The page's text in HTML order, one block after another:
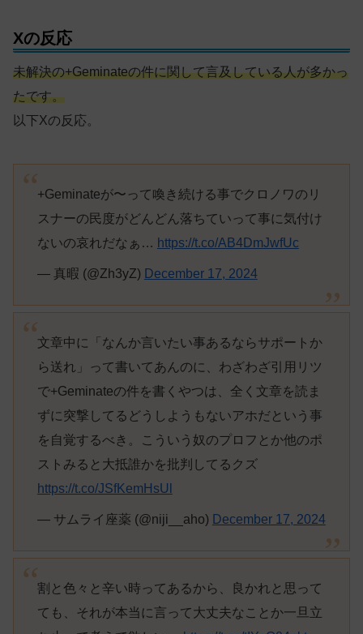
Xの反応
未解決の+Geminateの件に関して言及している人が多かっ
たです。
以下Xの反応。
+Geminateが〜って喚き続ける事でクロノワのリ
スナーの民度がどんどん落ちていって事に気付け
ないの哀れだなぁ… https://t.co/AB4DmJwfUc
— 真暇 (@Zh3yZ) December 17, 2024
文章中に「なんか言いたい事あるならサポートか
ら送れ」って書いてあんのに、わざわざ引用リツ
で+Geminateの件を書くやつは、全く文章を読ま
ずに突撃してるどうしようもないアホだという事
を自覚するべき。こういう奴のプロフとか他のポ
ストみると大抵誰かを批判してるクズ
https://t.co/JSfKemHsUl
— サムライ座薬 (@niji__aho) December 17, 2024
割と色々と辛い時ってあるから、良かれと思って
ても、それが本当に言って大丈夫なことか一旦立